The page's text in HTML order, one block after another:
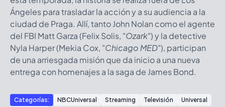
Ángeles para trasladar la acción y a su audiencia a la
ciudad de Praga. Allí, tanto John Nolan como el agente
del FBI Matt Garza (Felix Solis, "Ozark") y la detective
Nyla Harper (Mekia Cox, "Chicago MED"), participan
de una arriesgada misión que da inicio a una nueva
entrega con homenajes a la saga de James Bond.
Categorías: NBCUniversal Streaming Televisión
Universal